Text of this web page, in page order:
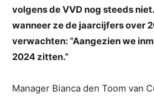
volgens de VVD nog steeds
wanneer ze de jaarcijfers over
verwachten: “Aangezien we
2024 zitten.”
Manager Bianca den Toom van